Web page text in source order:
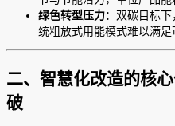
绿色转型压力：双碳目标
统粗放式用能模式难以满足
二、智慧化改造的核
破